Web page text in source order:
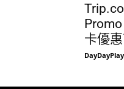
卡優